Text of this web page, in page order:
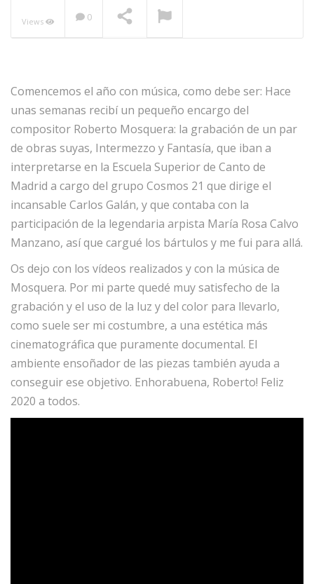
Views 0
Comencemos el año con música, como debe ser: Hace
unas semanas recibí un pequeño encargo del
compositor Roberto Mosquera: la grabación de un par
de obras suyas, Intermezzo y Fantasía, que iban a
interpretarse en la Escuela Superior de Canto de
Madrid a cargo del grupo Cosmos 21 que dirige el
incansable Carlos Galán, y que contaba con la
participación de la legendaria arpista María Rosa Calvo
Manzano, así que cargué los bártulos y me fui para allá.
Os dejo con los vídeos realizados y con la música de
Mosquera. Por mi parte quedé muy satisfecho de la
grabación y el uso de la luz y del color para llevarlo,
como suele ser mi costumbre, a una estética más
cinematográfica que puramente documental. El
ambiente ensoñador de las piezas también ayuda a
conseguir ese objetivo. Enhorabuena, Roberto! Feliz
2020 a todos.